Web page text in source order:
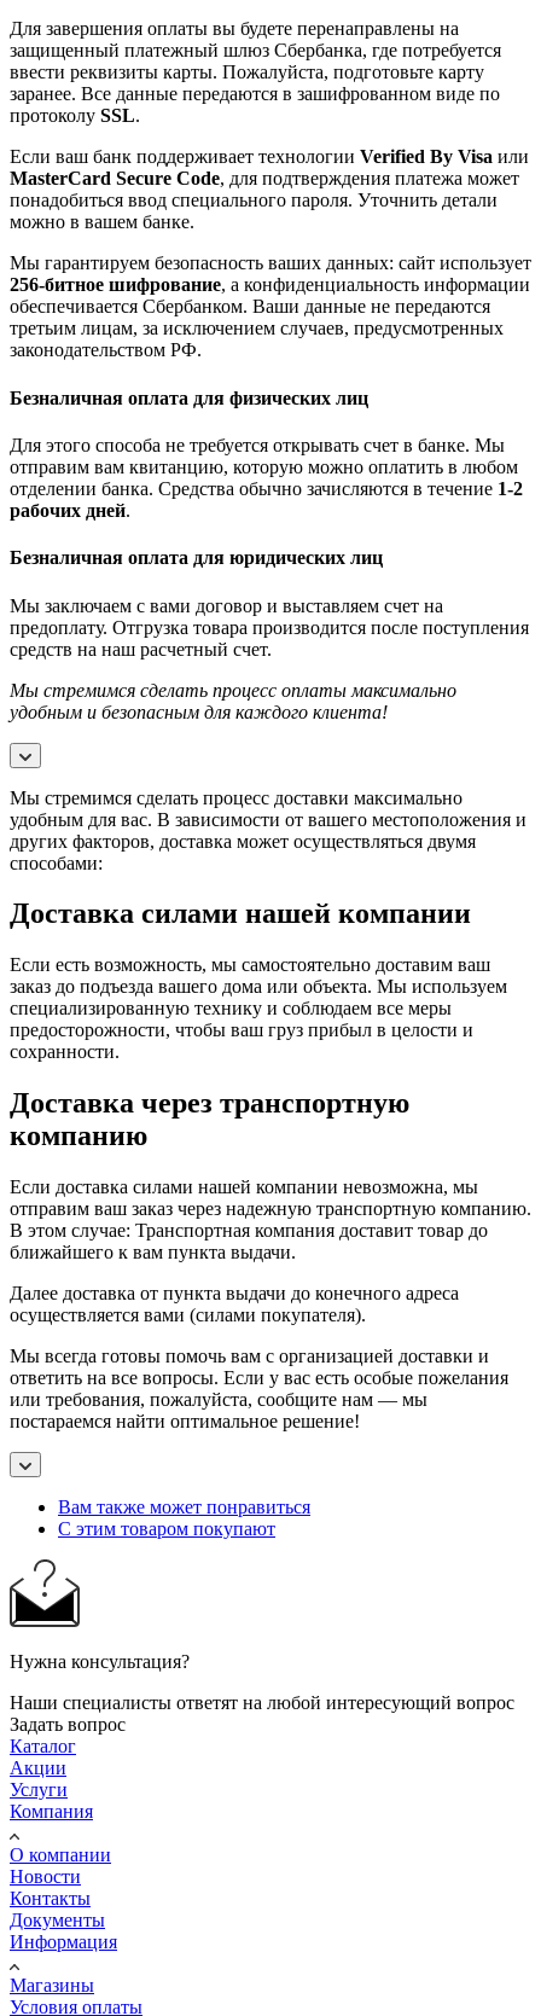
Для завершения оплаты вы будете перенаправлены на
защищенный платежный шлюз Сбербанка, где потребуется
ввести реквизиты карты. Пожалуйста, подготовьте карту
заранее. Все данные передаются в зашифрованном виде по
протоколу SSL.
Если ваш банк поддерживает технологии Verified By Visa или
MasterCard Secure Code, для подтверждения платежа может
понадобиться ввод специального пароля. Уточнить детали
можно в вашем банке.
Мы гарантируем безопасность ваших данных: сайт использует
256-битное шифрование, а конфиденциальность информации
обеспечивается Сбербанком. Ваши данные не передаются
третьим лицам, за исключением случаев, предусмотренных
законодательством РФ.
Безналичная оплата для физических лиц
Для этого способа не требуется открывать счет в банке. Мы
отправим вам квитанцию, которую можно оплатить в любом
отделении банка. Средства обычно зачисляются в течение 1-2
рабочих дней.
Безналичная оплата для юридических лиц
Мы заключаем с вами договор и выставляем счет на
предоплату. Отгрузка товара производится после поступления
средств на наш расчетный счет.
Мы стремимся сделать процесс оплаты максимально
удобным и безопасным для каждого клиента!
Мы стремимся сделать процесс доставки максимально
удобным для вас. В зависимости от вашего местоположения и
других факторов, доставка может осуществляться двумя
способами:
Доставка силами нашей компании
Если есть возможность, мы самостоятельно доставим ваш
заказ до подъезда вашего дома или объекта. Мы используем
специализированную технику и соблюдаем все меры
предосторожности, чтобы ваш груз прибыл в целости и
сохранности.
Доставка через транспортную
компанию
Если доставка силами нашей компании невозможна, мы
отправим ваш заказ через надежную транспортную компанию.
В этом случае: Транспортная компания доставит товар до
ближайшего к вам пункта выдачи.
Далее доставка от пункта выдачи до конечного адреса
осуществляется вами (силами покупателя).
Мы всегда готовы помочь вам с организацией доставки и
ответить на все вопросы. Если у вас есть особые пожелания
или требования, пожалуйста, сообщите нам — мы
постараемся найти оптимальное решение!
Вам также может понравиться
С этим товаром покупают
Нужна консультация?
Наши специалисты ответят на любой интересующий вопрос
Задать вопрос
Каталог
Акции
Услуги
Компания
О компании
Новости
Контакты
Документы
Информация
Магазины
Условия оплаты